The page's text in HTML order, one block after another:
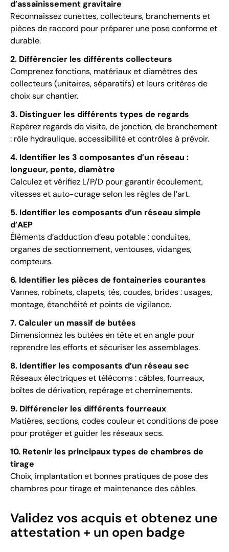
d’assainissement gravitaire
Reconnaissez cunettes, collecteurs, branchements et
pièces de raccord pour préparer une pose conforme et
durable.
2. Différencier les différents collecteurs
Comprenez fonctions, matériaux et diamètres des
collecteurs (unitaires, séparatifs) et leurs critères de
choix sur chantier.
3. Distinguer les différents types de regards
Repérez regards de visite, de jonction, de branchement
: rôle hydraulique, accessibilité et contrôles à prévoir.
4. Identifier les 3 composantes d’un réseau :
longueur, pente, diamètre
Calculez et vérifiez L/P/D pour garantir écoulement,
vitesses et auto-curage selon les règles de l’art.
5. Identifier les composants d’un réseau simple
d’AEP
Éléments d’adduction d’eau potable : conduites,
organes de sectionnement, ventouses, vidanges,
compteurs.
6. Identifier les pièces de fontaineries courantes
Vannes, robinets, clapets, tés, coudes, brides : usages,
montage, étanchéité et points de vigilance.
7. Calculer un massif de butées
Dimensionnez les butées en tête et en angle pour
reprendre les efforts et sécuriser les assemblages.
8. Identifier les composants d’un réseau sec
Réseaux électriques et télécoms : câbles, fourreaux,
boîtes de dérivation, repérage et cheminements.
9. Différencier les différents fourreaux
Matières, sections, codes couleur et conditions de pose
pour protéger et guider les réseaux secs.
10. Retenir les principaux types de chambres de
tirage
Choix, implantation et bonnes pratiques de pose des
chambres pour tirage et maintenance des câbles.
Validez vos acquis et obtenez une
attestation + un open badge